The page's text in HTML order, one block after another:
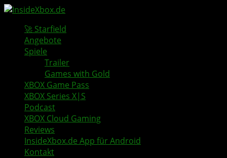
🚀 Starfield
Angebote
Spiele
Trailer
Games with Gold
XBOX Game Pass
XBOX Series X|S
Podcast
XBOX Cloud Gaming
Reviews
InsideXbox.de App für Android
Kontakt